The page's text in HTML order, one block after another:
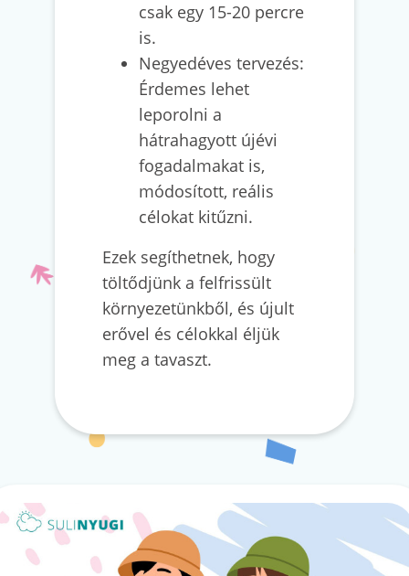
csak egy 15-20 percre
is.
Negyedéves tervezés:
Érdemes lehet
leporolni a
hátrahagyott újévi
fogadalmakat is,
módosított, reális
célokat kitűzni.
Ezek segíthetnek, hogy
töltődjünk a felfrissült
környezetünkből, és újult
erővel és célokkal éljük
meg a tavaszt.